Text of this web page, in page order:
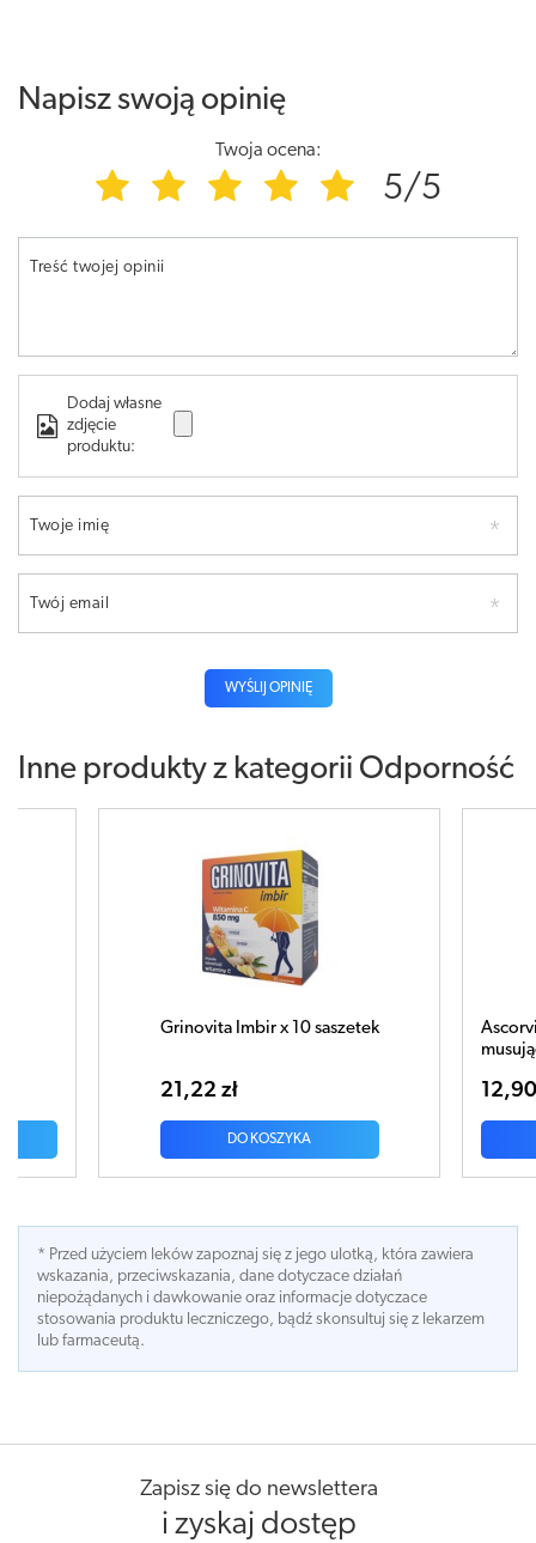
Napisz swoją opinię
Twoja ocena:
5/5
Treść twojej opinii
Dodaj własne
zdjęcie
produktu:
Twoje imię
Twój email
WYŚLIJ OPINIĘ
Inne produkty z kategorii Odporność
Ascorvita Max Mus x 20 tabletek
12,90 zł
DO KOSZYKA
* Przed użyciem leków zapoznaj się z jego ulotką, która zawiera
wskazania, przeciwskazania, dane dotyczace działań
niepożądanych i dawkowanie oraz informacje dotyczace
stosowania produktu leczniczego, bądź skonsultuj się z lekarzem
lub farmaceutą.
Zapisz się do newslettera
i zyskaj dostęp